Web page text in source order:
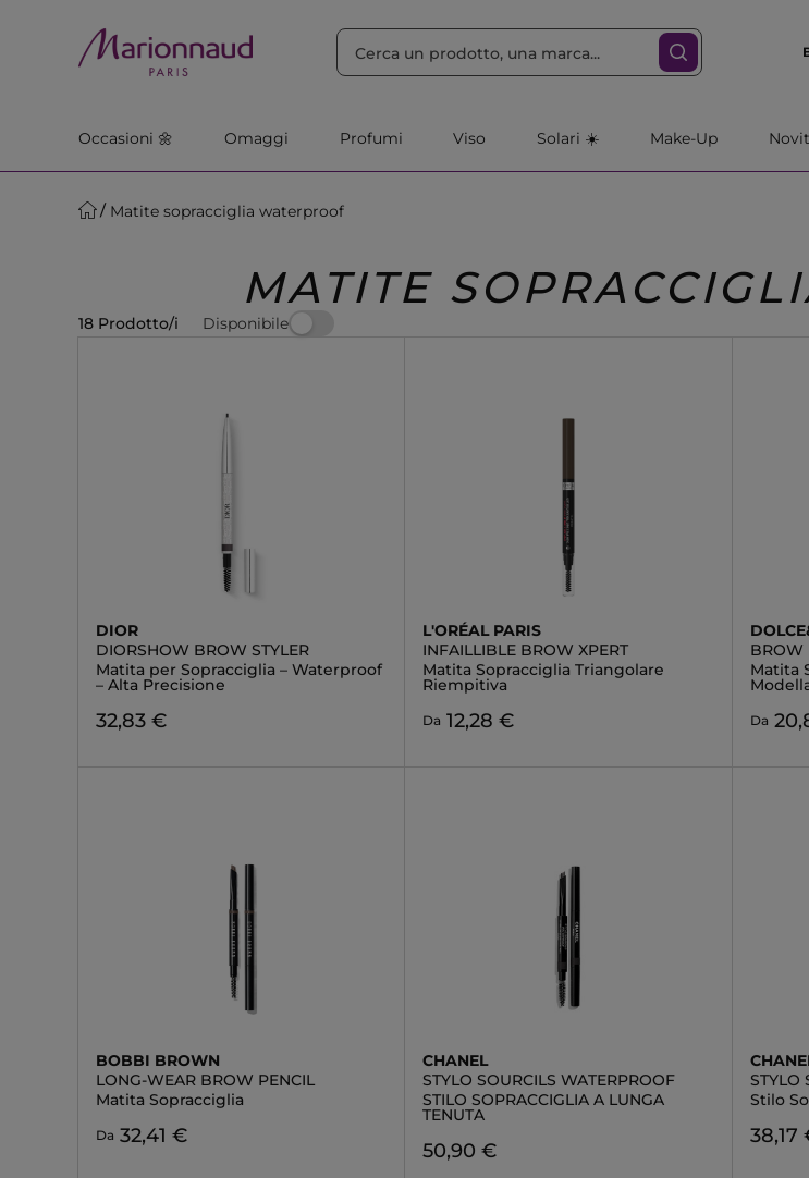
Occasioni 🌼 Omaggi Profumi Viso Solari ☀️ Make-Up
Matite sopracciglia waterproof
MATITE
18 Prodotto/i Disponibile
DIOR
DIORSHOW BROW STYLER
Matita per Sopracciglia – Waterproof
– Alta Precisione
32,83 €
L'ORÉAL PARIS
INFAILLIBLE BROW XPERT
Matita Sopracciglia Triangolare
Riempitiva
Da 12,28 €
BROW
Matita
Da
BOBBI BROWN
LONG-WEAR BROW PENCIL
Matita Sopracciglia
Da 32,41 €
CHANEL
STYLO SOURCILS WATERPROOF
STILO SOPRACCIGLIA A LUNGA
TENUTA
50,90 €
STYLO
Stilo
38,17